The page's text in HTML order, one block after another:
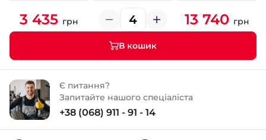
3 435 грн 13 740 грн
В кошик
Є питання?
Запитайте нашого спеціаліста
+38 (068) 911 - 91 - 14